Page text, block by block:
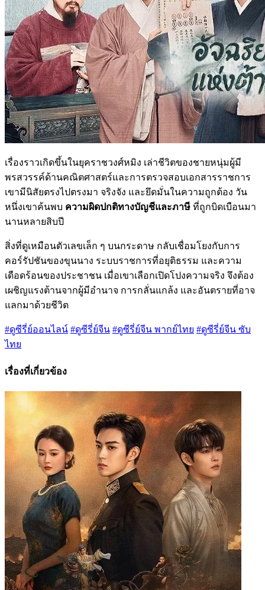
เรื่องราวเกิดขึ้นในยุคราชวงศ์หมิง เล่าชีวิตของชายหนุ่มผู้มี
พรสวรรค์ด้านคณิตศาสตร์และการตรวจสอบเอกสารราชการ
เขามีนิสัยตรงไปตรงมา จริงจัง และยึดมั่นในความถูกต้อง วัน
หนึ่งเขาค้นพบ ความผิดปกติทางบัญชีและภาษี ที่ถูกบิดเบือนมา
นานหลายสิบปี
สิ่งที่ดูเหมือนตัวเลขเล็ก ๆ บนกระดาษ กลับเชื่อมโยงกับการ
คอร์รัปชันของขุนนาง ระบบราชการที่อยุติธรรม และความ
เดือดร้อนของประชาชน เมื่อเขาเลือกเปิดโปงความจริง จึงต้อง
เผชิญแรงต้านจากผู้มีอำนาจ การกลั่นแกล้ง และอันตรายที่อาจ
แลกมาด้วยชีวิต
#ดูซีรี่ย์ออนไลน์ #ดูซีรี่ย์จีน #ดูซีรี่ย์จีน พากย์ไทย #ดูซีรี่ย์จีน ซับ
ไทย
เรื่องที่เกี่ยวข้อง